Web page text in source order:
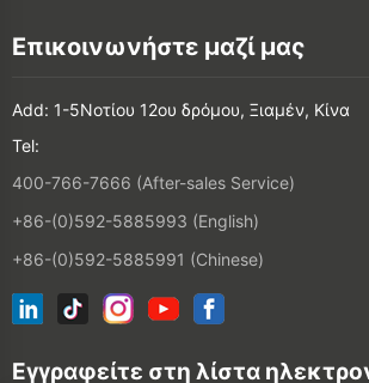
Επικοινωνήστε μαζί μας
Add: 1-5Νοτίου 12ου δρόμου, Ξιαμέν, Κίνα
Tel:
400-766-7666 (After-sales Service)
+86-(0)592-5885993 (English)
+86-(0)592-5885991 (Chinese)
Εγγραφείτε στη λίστα